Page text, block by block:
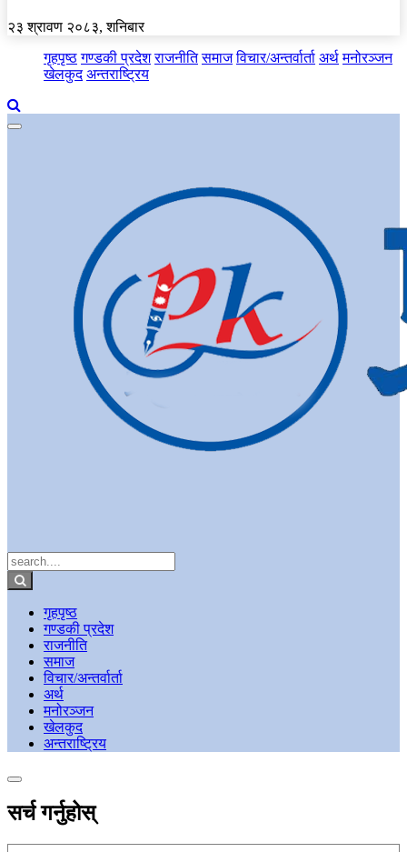
२३ श्रावण २०८३, शनिबार
गृहपृष्ठ गण्डकी प्रदेश राजनीति समाज विचार/अन्तर्वार्ता अर्थ मनोरञ्जन
खेलकुद अन्तराष्ट्रिय
गृहपृष्ठ
गण्डकी प्रदेश
राजनीति
समाज
विचार/अन्तर्वार्ता
अर्थ
मनोरञ्जन
खेलकुद
अन्तराष्ट्रिय
सर्च गर्नुहोस्